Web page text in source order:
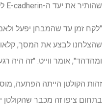
שהותיר את יעד ה-E-cadherin ללא פגע.
"לקח זמן עד שהמבחן יפעל
ומהדהד", אומר ווייט. "זה היה
זהות הקולטן הייתה הפתעה,
בתחום ציפו זה מכבר שהקולטן